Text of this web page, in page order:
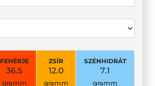
FEHÉRJE
36.5
gramm
ZSÍR
12.0
gramm
SZÉNHIDRÁT
7.1
gramm